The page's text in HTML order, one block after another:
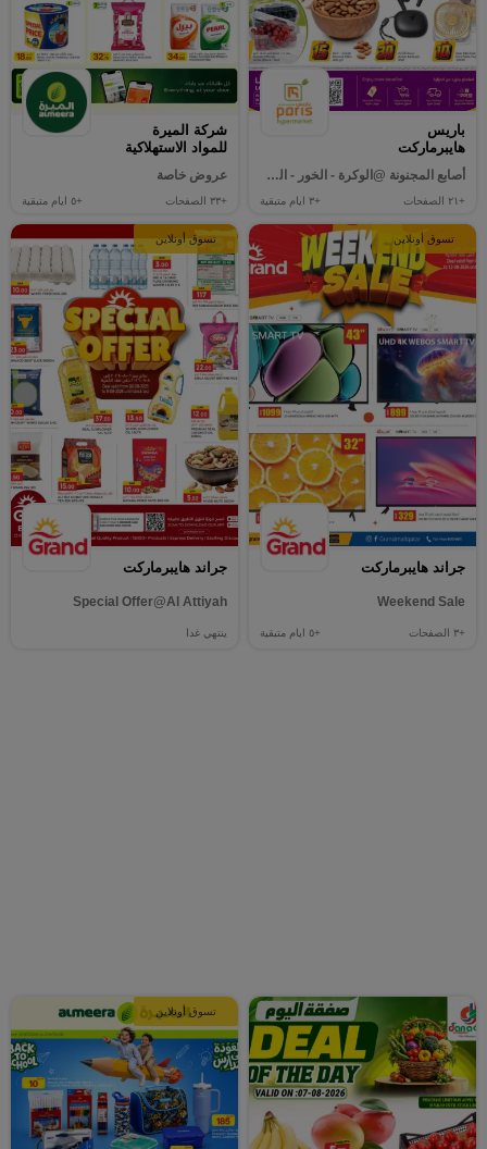
باريس
هايبرماركت
أصابع المجنونة @الوكرة - الخور - المنتزة - العطية
+٢١ الصفحات +٣ ايام متبقية
شركة الميرة
للمواد الاستهلاكية
عروض خاصة
+٣٣ الصفحات +٥ ايام متبقية
تسوق أونلاين
جراند هايبرماركت
Weekend Sale
+٣ الصفحات +٥ ايام متبقية
تسوق أونلاين
جراند هايبرماركت
Special Offer@Al Attiyah
ينتهي غدا
تسوق أونلاين